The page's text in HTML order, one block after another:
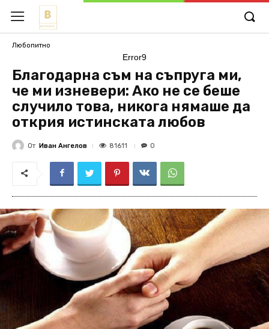
Любопитно
Error9
Благодарна съм на съпруга ми,
че ми изневери: Ако не се беше
случило това, никога нямаше да
открия истинската любов
От Иван Ангелов 81611 0